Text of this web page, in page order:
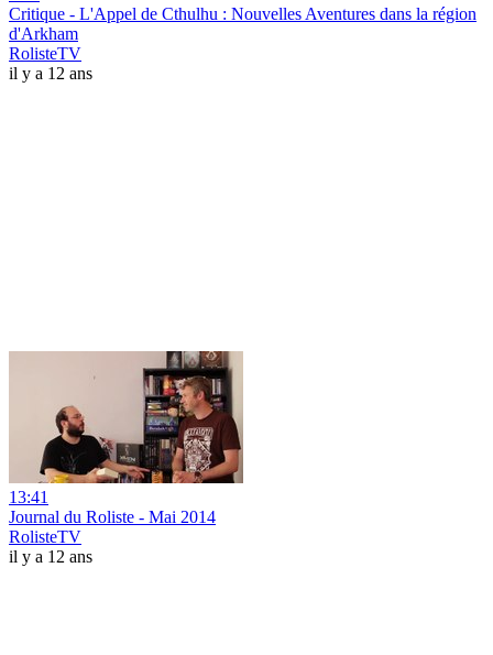
Critique - L'Appel de Cthulhu : Nouvelles Aventures dans la région
d'Arkham
RolisteTV
il y a 12 ans
13:41
Journal du Roliste - Mai 2014
RolisteTV
il y a 12 ans